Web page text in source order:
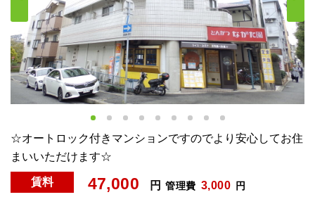
☆オートロック付きマンションですのでより安心してお住
まいいただけます☆
賃料 47,000 円 管理費 3,000 円